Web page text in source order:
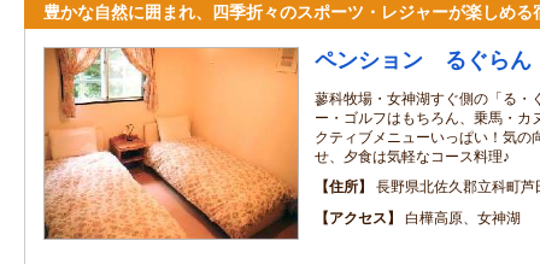
豊かな自然に囲まれ、四季折々のスポーツ・レジャーが楽しめる
ペンション るぐらん
蓼科牧場・女神湖すぐ側の「る・
ー・ゴルフはもちろん、乗馬・カ
クティブメニューいっぱい！気の
せ、夕食は気軽なコース料理♪
住所
長野県北佐久郡立科町
アクセス
白樺高原、女神湖